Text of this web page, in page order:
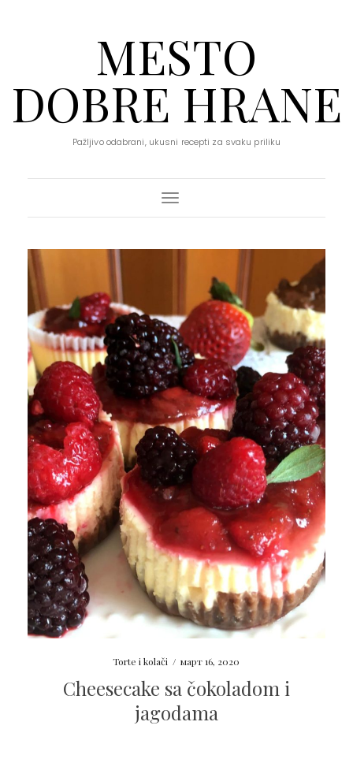
MESTO
DOBRE HRANE
Pažljivo odabrani, ukusni recepti za svaku priliku
Toggle Navigation
Torte i kolači / март 16, 2020
Cheesecake sa čokoladom i
jagodama